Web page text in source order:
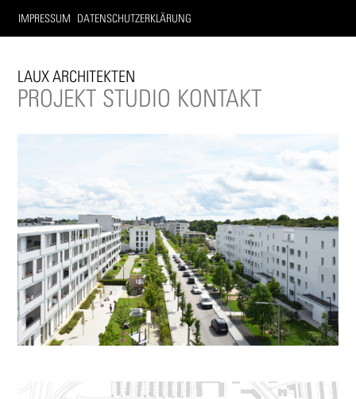
IMPRESSUM DATENSCHUTZERKLÄRUNG
LAUX ARCHITEKTEN
PROJEKT STUDIO KONTAKT